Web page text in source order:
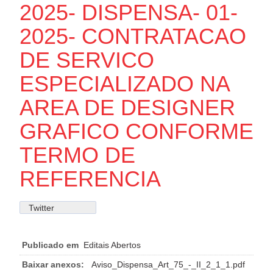
2025- DISPENSA- 01-
2025- CONTRATACAO
DE SERVICO
ESPECIALIZADO NA
AREA DE DESIGNER
GRAFICO CONFORME
TERMO DE
REFERENCIA
Twitter
Publicado em Editais Abertos
Baixar anexos:
Aviso_Dispensa_Art_75_-_II_2_1_1.pdf